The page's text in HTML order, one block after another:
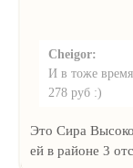
Cheigor:
И в тоже
278 руб :)
Это Сира
ей в районе 3